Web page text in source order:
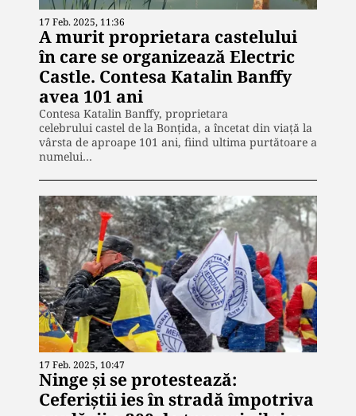
17 Feb. 2025, 11:36
A murit proprietara castelului
în care se organizează Electric
Castle. Contesa Katalin Banffy
avea 101 ani
Contesa Katalin Banffy, proprietara
celebrului castel de la Bonțida, a încetat din viață la
vârsta de aproape 101 ani, fiind ultima purtătoare a
numelui…
17 Feb. 2025, 10:47
Ninge și se protestează:
Ceferiștii ies în stradă împotriva